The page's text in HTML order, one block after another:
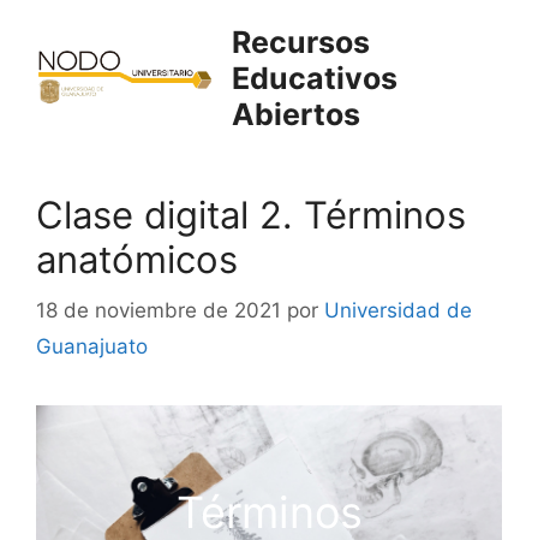
contenido
Recursos
Educativos
Abiertos
Clase digital 2. Términos
anatómicos
18 de noviembre de 2021 por Universidad de
Guanajuato
Términos